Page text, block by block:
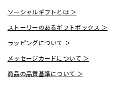
ソーシャルギフトとは ＞
ストーリーのあるギフトボックス ＞
ラッピングについて ＞
メッセージカードについて ＞
商品の品質基準について ＞